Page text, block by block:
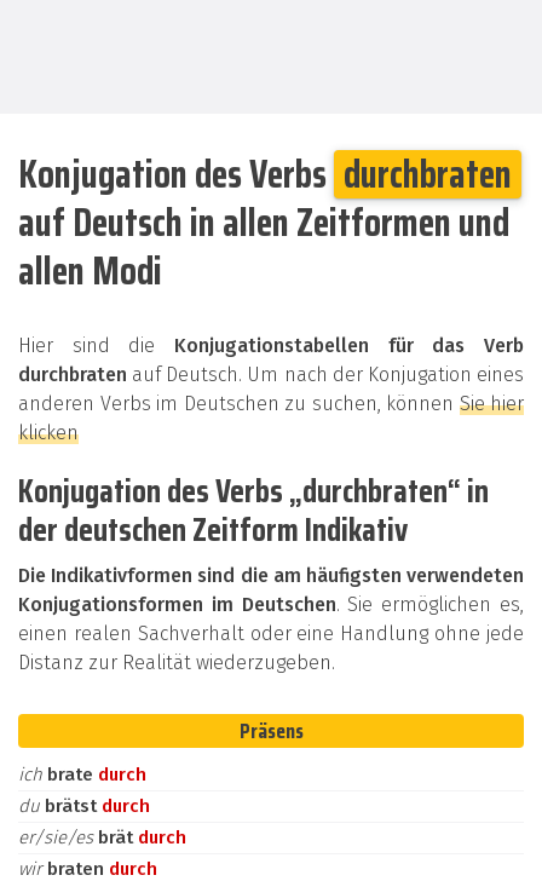
Konjugation des Verbs durchbraten
auf Deutsch in allen Zeitformen und
allen Modi
Hier sind die Konjugationstabellen für das Verb
durchbraten auf Deutsch. Um nach der Konjugation eines
anderen Verbs im Deutschen zu suchen, können Sie hier
klicken
Konjugation des Verbs „durchbraten“ in
der deutschen Zeitform Indikativ
Die Indikativformen sind die am häufigsten verwendeten
Konjugationsformen im Deutschen. Sie ermöglichen es,
einen realen Sachverhalt oder eine Handlung ohne jede
Distanz zur Realität wiederzugeben.
Präsens
ich brate durch
du brätst durch
er/sie/es brät durch
wirbraten durch